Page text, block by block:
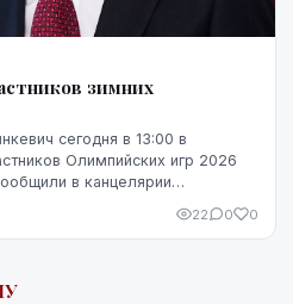
зимних
сегодня в 13:00 в
Олимпийских игр 2026
в канцелярии
22 0 0